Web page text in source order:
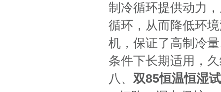
制冷循环提供动力
循环，从而降低环
机，保证了高制冷
条件下长期适用，
八、 双85恒温恒湿